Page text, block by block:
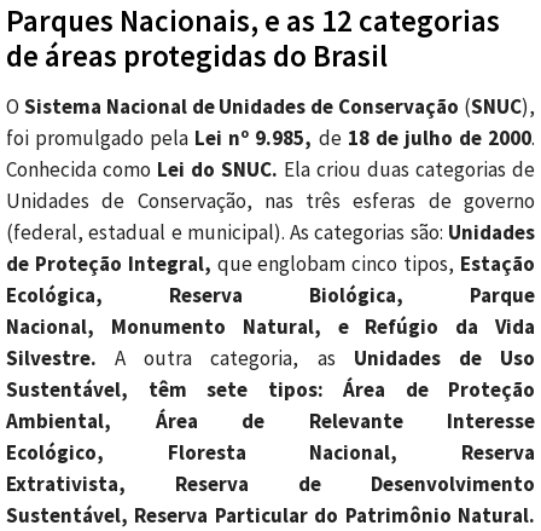
Parques Nacionais, e as 12 categorias
de áreas protegidas do Brasil
O Sistema Nacional de Unidades de Conservação (SNUC),
foi promulgado pela Lei nº 9.985, de 18 de julho de 2000.
Conhecida como Lei do SNUC. Ela criou duas categorias de
Unidades de Conservação, nas três esferas de governo
(federal, estadual e municipal). As categorias são: Unidades
de Proteção Integral, que englobam cinco tipos, Estação
Ecológica, Reserva Biológica, Parque
Nacional, Monumento Natural, e Refúgio da Vida
Silvestre.A outra categoria, as Unidades de Uso
Sustentável, têm sete tipos: Área de Proteção
Ambiental, Área de Relevante Interesse
Ecológico, Floresta Nacional, Reserva
Extrativista, Reserva de Desenvolvimento
Sustentável, Reserva Particular do Patrimônio Natural.